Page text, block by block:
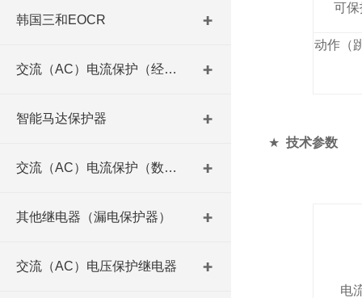
韩国三和EOCR
交流（AC）电流保护（经济型）
智能马达保护器
交流（AC）电流保护（数码型）
其他继电器（漏电保护器）
交流（AC）电压保护继电器
可
动作（
★ 技术参数
电